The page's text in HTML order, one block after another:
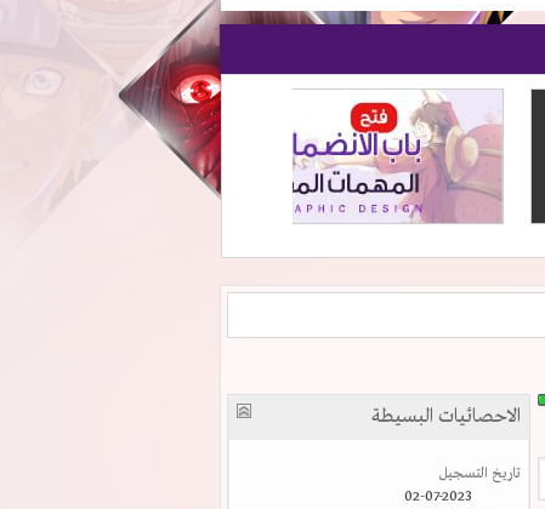
الاحصائيات البسيطة
تاريخ التسجيل
02-07-2023